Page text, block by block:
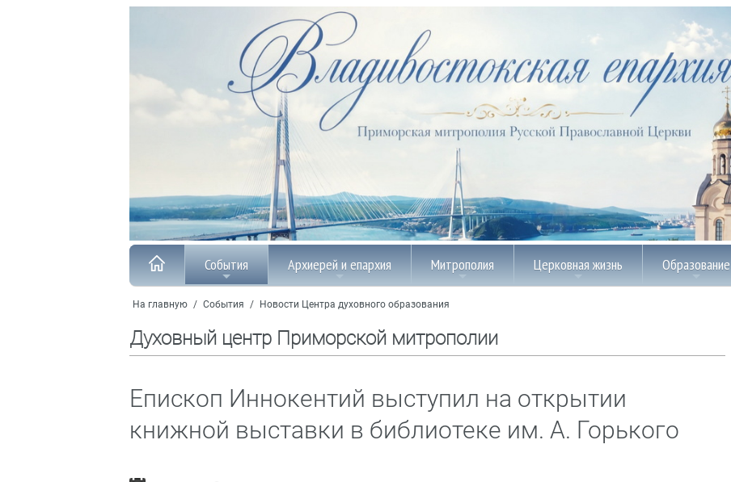
События Архиерей и епархия Митрополия Церковная жизнь Образование
На главную / События / Новости Центра духовного образования
Духовный центр Приморской митрополии
Епископ Иннокентий выступил на открытии
книжной выставки в библиотеке им. А. Горького